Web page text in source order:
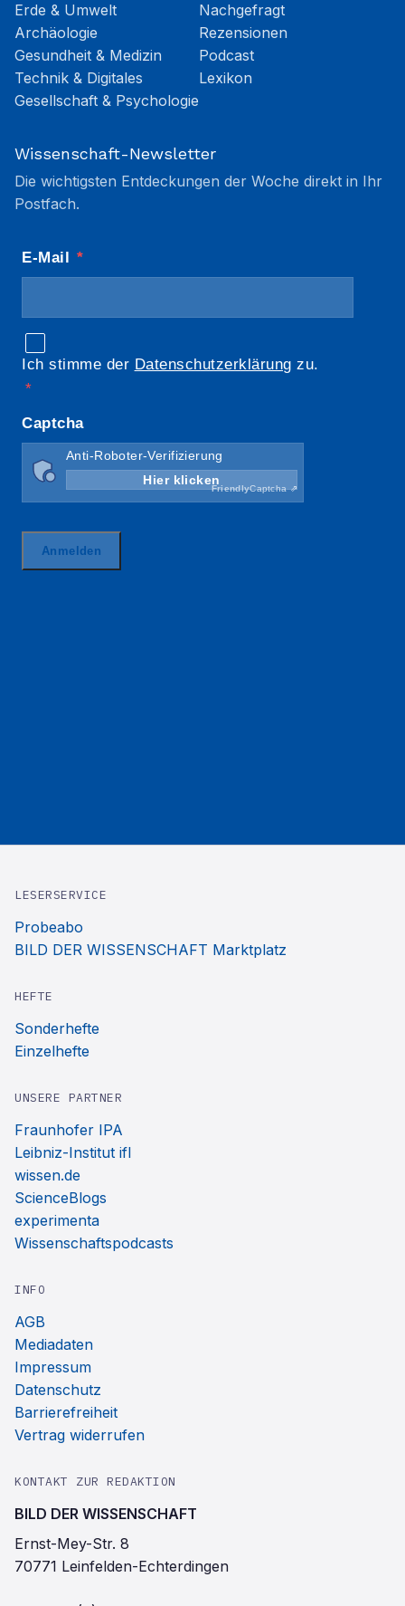
Erde & Umwelt
Archäologie
Gesundheit & Medizin
Technik & Digitales
Gesellschaft & Psychologie
Nachgefragt
Rezensionen
Podcast
Lexikon
Wissenschaft-Newsletter
Die wichtigsten Entdeckungen der Woche direkt in Ihr
Postfach.
LESERSERVICE
Probeabo
BILD DER WISSENSCHAFT Marktplatz
HEFTE
Sonderhefte
Einzelhefte
UNSERE PARTNER
Fraunhofer IPA
Leibniz-Institut ifl
wissen.de
ScienceBlogs
experimenta
Wissenschaftspodcasts
INFO
AGB
Mediadaten
Impressum
Datenschutz
Barrierefreiheit
Vertrag widerrufen
KONTAKT ZUR REDAKTION
BILD DER WISSENSCHAFT
Ernst-Mey-Str. 8
70771 Leinfelden-Echterdingen